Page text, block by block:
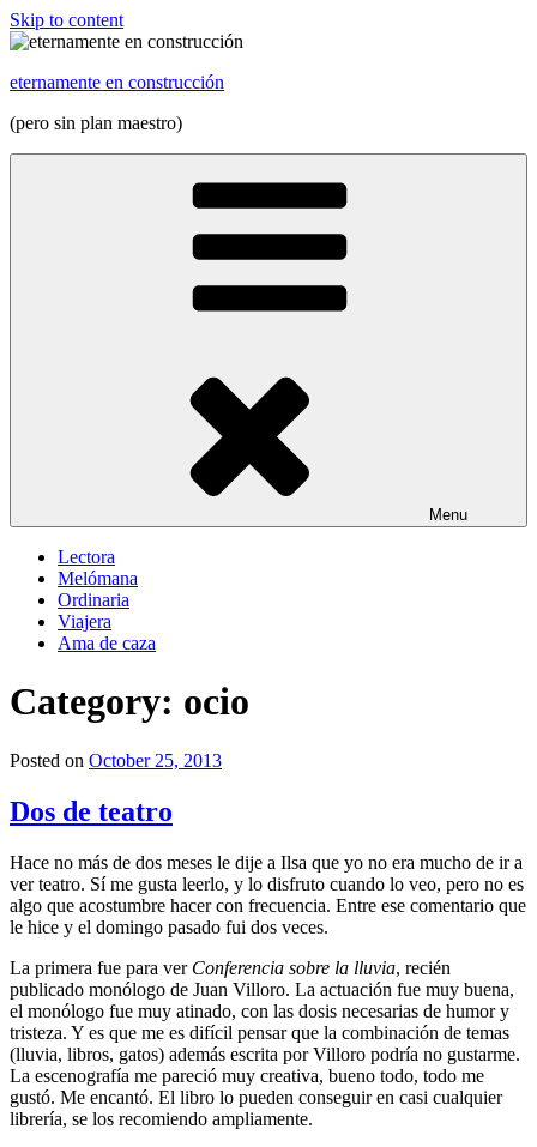
Skip to content
eternamente en construcción
(pero sin plan maestro)
Menu
Lectora
Melómana
Ordinaria
Viajera
Ama de caza
Category: ocio
Posted on October 25, 2013
Dos de teatro
Hace no más de dos meses le dije a Ilsa que yo no era mucho de ir a
ver teatro. Sí me gusta leerlo, y lo disfruto cuando lo veo, pero no es
algo que acostumbre hacer con frecuencia. Entre ese comentario que
le hice y el domingo pasado fui dos veces.
La primera fue para ver Conferencia sobre la lluvia, recién
publicado monólogo de Juan Villoro. La actuación fue muy buena,
el monólogo fue muy atinado, con las dosis necesarias de humor y
tristeza. Y es que me es difícil pensar que la combinación de temas
(lluvia, libros, gatos) además escrita por Villoro podría no gustarme.
La escenografía me pareció muy creativa, bueno todo, todo me
gustó. Me encantó. El libro lo pueden conseguir en casi cualquier
librería, se los recomiendo ampliamente.